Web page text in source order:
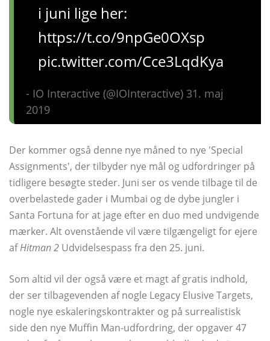
i juni lige her:
https://t.co/9npGe0OXsp
pic.twitter.com/Cce3LqdKya
- IO Interactive (@IOInteractive) 31. maj
2019
Der kommer også denne nye måned to nye 'Special
Assignments', der tilbyder nye mål og udfordringer på
tidligere besøgte steder. Juni ser os vende tilbage til de
overbelastede gader i Mumbai og de dybe jungler i
Santa Fortuna for at jage efter en duo med undvigende
mærker. Alt ovenstående vil være tilgængeligt for ejere
afHitman 2 Udvidelsespass fra den 25. juni.
Som altid vil der også være et magt af gratis indhold,
der ser tilbagevenden af ​​nogle Legacy Elusive Targets,
nogle nye eskaleringskontrakter og på surrealistisk
side den nye Muffin Man-udfordring, der opgaver 47